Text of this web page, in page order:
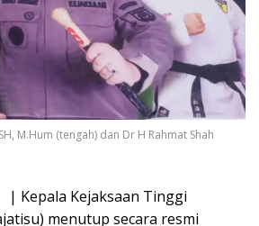
M.Hum (tengah) dan Dr H Rahmat Shah
Kepala Kejaksaan Tinggi
menutup secara resmi